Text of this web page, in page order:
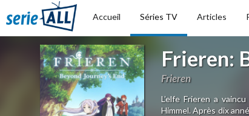
Accueil Séries TV Articles
Frieren:
Frieren
L’elfe Frieren a
Himmel. Après dix